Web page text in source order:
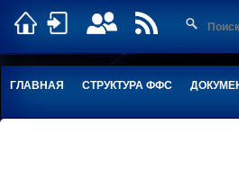
ГЛАВНАЯ СТРУКТУРА ФФС